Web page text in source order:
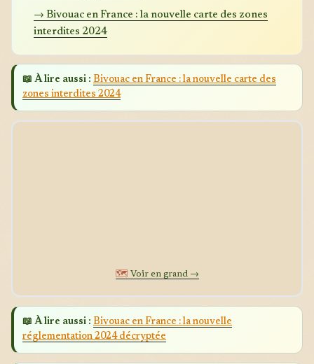
→ Bivouac en France : la nouvelle carte des zones
interdites 2024
📖 À lire aussi : Bivouac en France : la nouvelle carte des
zones interdites 2024
🗺️ Voir en grand →
📖 À lire aussi : Bivouac en France : la nouvelle
réglementation 2024 décryptée